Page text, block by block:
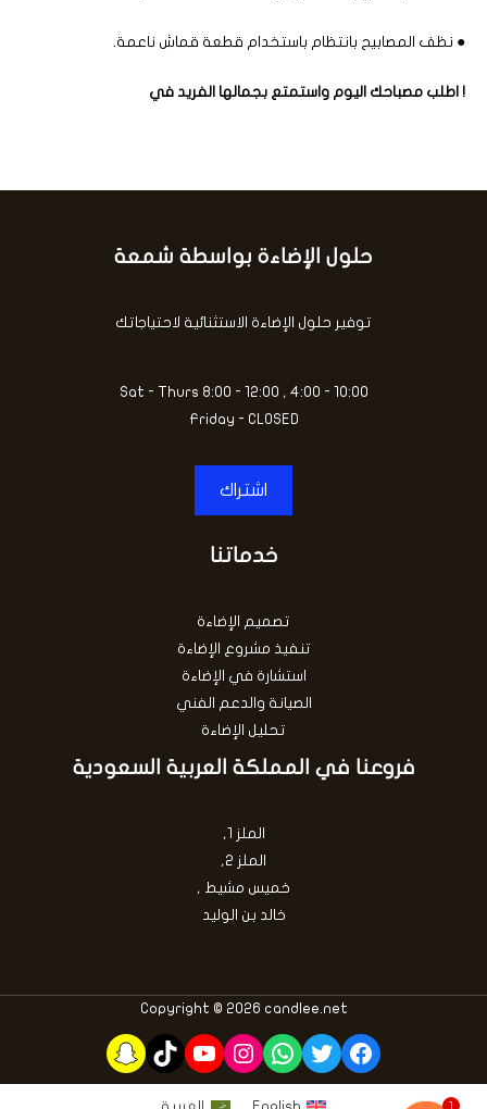
● نظف المصابيح بانتظام باستخدام قطعة قماش ناعمة.
! اطلب مصباحك اليوم واستمتع بجمالها الفريد في
حلول الإضاءة بواسطة شمعة
توفير حلول الإضاءة الاستثنائية لاحتياجاتك
Sat - Thurs 8:00 - 12:00 , 4:00 - 10:00
Friday - CLOSED
اشتراك
خدماتنا
تصميم الإضاءة
تنفيذ مشروع الإضاءة
استشارة في الإضاءة
الصيانة والدعم الفني
تحليل الإضاءة
فروعنا في المملكة العربية السعودية
الملز 1,
الملز 2,
خميس مشيط ,
خالد بن الوليد
Copyright © 2026 candlee.net
Facebook
Twitter
WhatsApp
Instagram
YouTube
TikTok
Snapchat
1